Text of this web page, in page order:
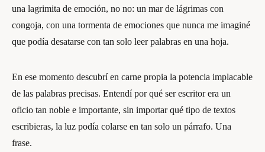
una lagrimita de emoción, no no: un mar de lágrimas con
congoja, con una tormenta de emociones que nunca me imaginé
que podía desatarse con tan solo leer palabras en una hoja.
En ese momento descubrí en carne propia la potencia implacable
de las palabras precisas. Entendí por qué ser escritor era un
oficio tan noble e importante, sin importar qué tipo de textos
escribieras, la luz podía colarse en tan solo un párrafo. Una
frase.